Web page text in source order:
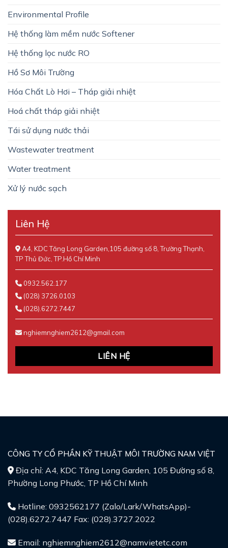
Environmental Profile
Hệ thống làm mềm nước Softener
Hệ thống lọc nước RO
Hồ Sơ Môi Trường
Hóa Chất Lò Hơi – Tháp giải nhiệt
Hoá chất tháp giải nhiệt
Tái sử dụng nước thải
Wastewater treatment
Water treatment
Xử lý nước sạch
Liên Hệ
A4, KDC Tăng Long Garden,105 đường số 8, Trường Thạnh,
TP Thủ Đức, TP.Hồ Chí Minh
0932.562.177
(028) 3726.0103
(028).6272.7447
nghiemnghiem2612@gmail.com
LIÊN HỆ
CÔNG TY CỔ PHẦN KỸ THUẬT MÔI TRƯỜNG NAM VIỆT
Địa chỉ: A4, KDC Tăng Long Garden, 105 Đường số 8,
Phường Long Phước, TP Hồ Chí Minh
Hotline: 0932562177 (Zalo/Lark/WhatsApp)-
(028).6272.7447 Fax: (028).3727.2022
Email: nghiemnghiem2612@namvietetc.com